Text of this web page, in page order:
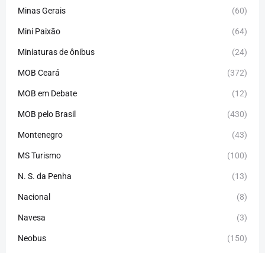
Minas Gerais (60)
Mini Paixão (64)
Miniaturas de ônibus (24)
MOB Ceará (372)
MOB em Debate (12)
MOB pelo Brasil (430)
Montenegro (43)
MS Turismo (100)
N. S. da Penha (13)
Nacional (8)
Navesa (3)
Neobus (150)